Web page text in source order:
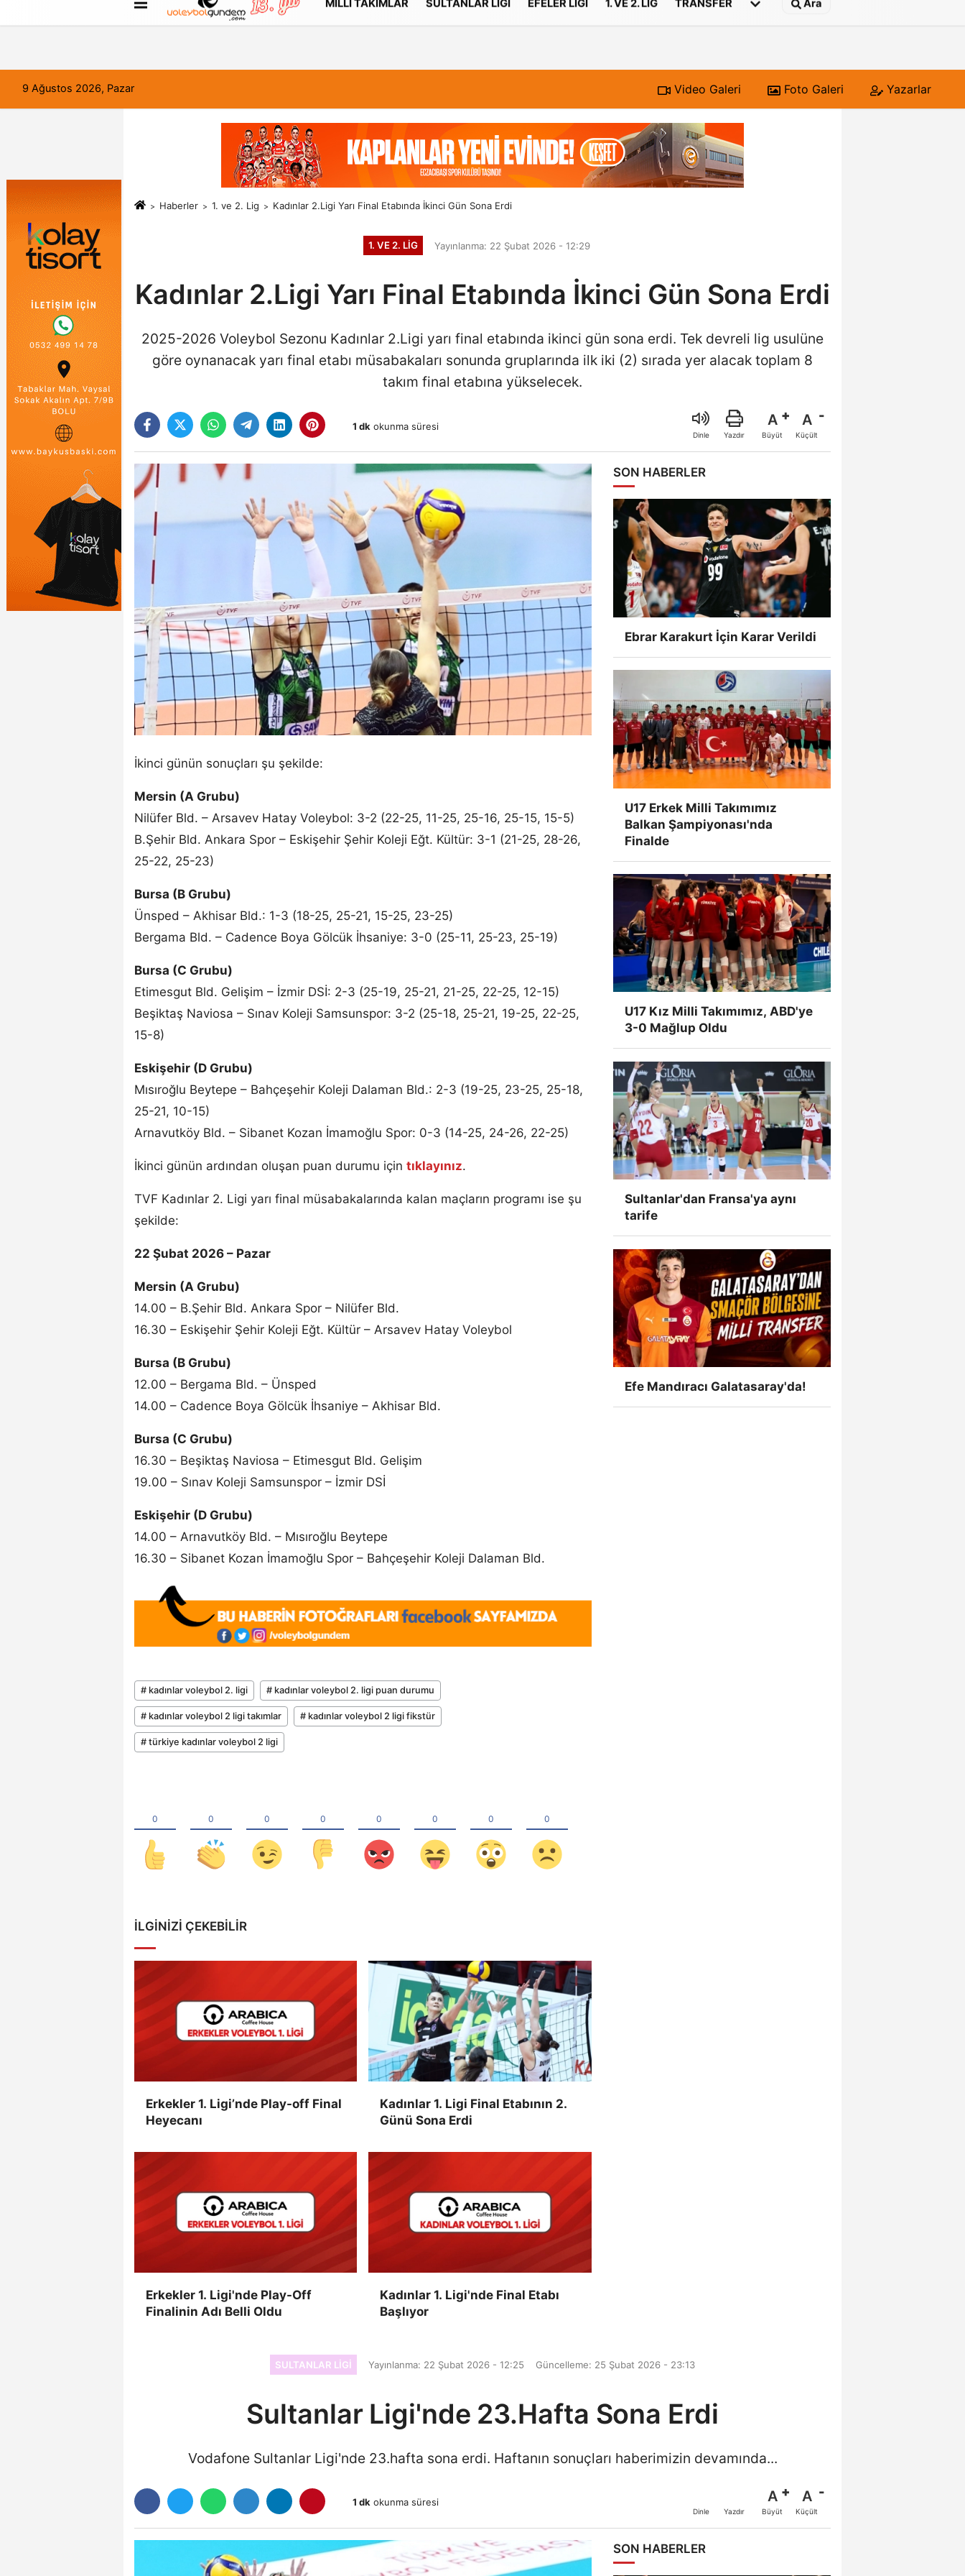
FORUM Haber Gönder Künye
MILLI TAKIMLAR SULTANLAR LIGI EFELER LIGI 1. VE 2. LIG TRANSFER Ara
9 Ağustos 2026, Pazar Video Galeri Foto Galeri Yazarlar
Haberler 1. ve 2. Lig Kadınlar 2.Ligi Yarı Final Etabında İkinci Gün Sona Erdi
1. VE 2. LIG Yayınlanma: 22 Şubat 2026 - 12:29
Kadınlar 2.Ligi Yarı Final Etabında İkinci Gün Sona Erdi
2025-2026 Voleybol Sezonu Kadınlar 2.Ligi yarı final etabında ikinci gün sona erdi. Tek devreli lig usulüne
göre oynanacak yarı final etabı müsabakaları sonunda gruplarında ilk iki (2) sırada yer alacak toplam 8
takım final etabına yükselecek.
1 dk okunma süresi
Dinle Yazdır
A
Büyüt
A
Küçült
İkinci günün sonuçları şu şekilde:
Mersin (A Grubu)
Nilüfer Bld. – Arsavev Hatay Voleybol: 3-2 (22-25, 11-25, 25-16, 25-15, 15-5)
B.Şehir Bld. Ankara Spor – Eskişehir Şehir Koleji Eğt. Kültür: 3-1 (21-25, 28-26,
25-22, 25-23)
Bursa (B Grubu)
Ünsped – Akhisar Bld.: 1-3 (18-25, 25-21, 15-25, 23-25)
Bergama Bld. – Cadence Boya Gölcük İhsaniye: 3-0 (25-11, 25-23, 25-19)
Bursa (C Grubu)
Etimesgut Bld. Gelişim – İzmir DSİ: 2-3 (25-19, 25-21, 21-25, 22-25, 12-15)
Beşiktaş Naviosa – Sınav Koleji Samsunspor: 3-2 (25-18, 25-21, 19-25, 22-25,
15-8)
Eskişehir (D Grubu)
Mısıroğlu Beytepe – Bahçeşehir Koleji Dalaman Bld.: 2-3 (19-25, 23-25, 25-18,
25-21, 10-15)
Arnavutköy Bld. – Sibanet Kozan İmamoğlu Spor: 0-3 (14-25, 24-26, 22-25)
İkinci günün ardından oluşan puan durumu için tıklayınız.
TVF Kadınlar 2. Ligi yarı final müsabakalarında kalan maçların programı ise şu
şekilde:
22 Şubat 2026 – Pazar
Mersin (A Grubu)
14.00 – B.Şehir Bld. Ankara Spor – Nilüfer Bld.
16.30 – Eskişehir Şehir Koleji Eğt. Kültür – Arsavev Hatay Voleybol
Bursa (B Grubu)
12.00 – Bergama Bld. – Ünsped
14.00 – Cadence Boya Gölcük İhsaniye – Akhisar Bld.
Bursa (C Grubu)
16.30 – Beşiktaş Naviosa – Etimesgut Bld. Gelişim
19.00 – Sınav Koleji Samsunspor – İzmir DSİ
Eskişehir (D Grubu)
14.00 – Arnavutköy Bld. – Mısıroğlu Beytepe
16.30 – Sibanet Kozan İmamoğlu Spor – Bahçeşehir Koleji Dalaman Bld.
# kadınlar voleybol 2. ligi # kadınlar voleybol 2. ligi puan durumu
# kadınlar voleybol 2 ligi takımlar # kadınlar voleybol 2 ligi fikstür
# türkiye kadınlar voleybol 2 ligi
İLGINIZI ÇEKEBILIR
Erkekler 1. Ligi’nde Play-off Final
Heyecanı
Kadınlar 1. Ligi Final Etabının 2.
Günü Sona Erdi
Erkekler 1. Ligi'nde Play-Off
Finalinin Adı Belli Oldu
Kadınlar 1. Ligi'nde Final Etabı
Başlıyor
SON HABERLER
Ebrar Karakurt İçin Karar Verildi
U17 Erkek Milli Takımımız
Balkan Şampiyonası'nda
Finalde
U17 Kız Milli Takımımız, ABD'ye
3-0 Mağlup Oldu
Sultanlar'dan Fransa'ya aynı
tarife
Efe Mandıracı Galatasaray'da!
SULTANLAR LIGI Yayınlanma: 22 Şubat 2026 - 12:25 Güncelleme: 25 Şubat 2026 - 23:13
Sultanlar Ligi'nde 23.Hafta Sona Erdi
Vodafone Sultanlar Ligi'nde 23.hafta sona erdi. Haftanın sonuçları haberimizin devamında...
1 dk okunma süresi
Dinle Yazdır
A
Büyüt
A
Küçült
SON HABERLER